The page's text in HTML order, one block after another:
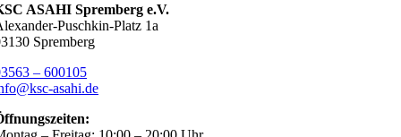
ASAHI Spremberg e.V.
Puschkin-Platz 1a
Spremberg
– 600105
asahi.de